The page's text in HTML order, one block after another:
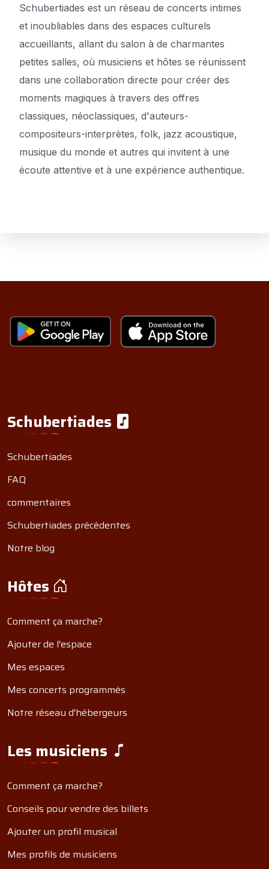
Schubertiades est un réseau de concerts intimes
et inoubliables dans des espaces culturels
accueillants, allant du salon à de charmantes
petites salles, où musiciens et hôtes se réunissent
dans une collaboration directe pour créer des
moments magiques à travers des offres
classiques, néoclassiques, d'auteurs-
compositeurs-interprètes, folk, jazz acoustique,
musique du monde et autres qui invitent à une
écoute attentive et à une expérience authentique.
Schubertiades
Schubertiades
FAQ
commentaires
Schubertiades précédentes
Notre blog
Hôtes
Comment ça marche?
Ajouter de l'espace
Mes espaces
Mes concerts programmés
Notre réseau d'hébergeurs
Les musiciens
Comment ça marche?
Conseils pour vendre des billets
Ajouter un profil musical
Mes profils de musiciens